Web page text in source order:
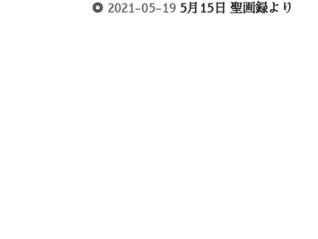
◎ 2021-05-19 5月15日 聖画録より